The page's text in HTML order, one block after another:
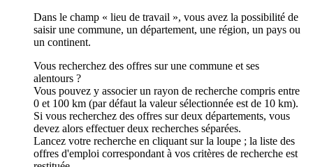
Dans le champ « lieu de travail », vous avez la possibilité de
saisir une commune, un département, une région, un pays ou
un continent.
Vous recherchez des offres sur une commune et ses
alentours ?
Vous pouvez y associer un rayon de recherche compris entre
0 et 100 km (par défaut la valeur sélectionnée est de 10 km).
Si vous recherchez des offres sur deux départements, vous
devez alors effectuer deux recherches séparées.
Lancez votre recherche en cliquant sur la loupe ; la liste des
offres d'emploi correspondant à vos critères de recherche est